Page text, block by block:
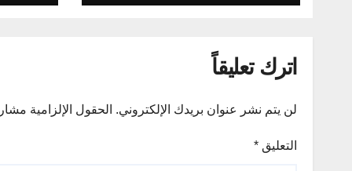
اترك تعليقاً
لن يتم نشر عنوان بريدك الإلكتروني. الحقول الإلزامية مشار
التعليق *